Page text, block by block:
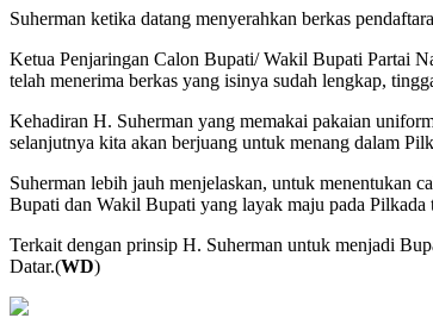
Suherman ketika datang menyerahkan berkas
Ketua Penjaringan Calon Bupati/ Wakil Bupati Partai
telah menerima berkas yang isinya sudah lengkap,
Kehadiran H. Suherman yang memakai pakaian
selanjutnya kita akan berjuang untuk menang dalam
Suherman lebih jauh menjelaskan, untuk menentukan
Bupati dan Wakil Bupati yang layak maju pada Pilkada
Terkait dengan prinsip H. Suherman untuk menjadi
Datar.(WD)